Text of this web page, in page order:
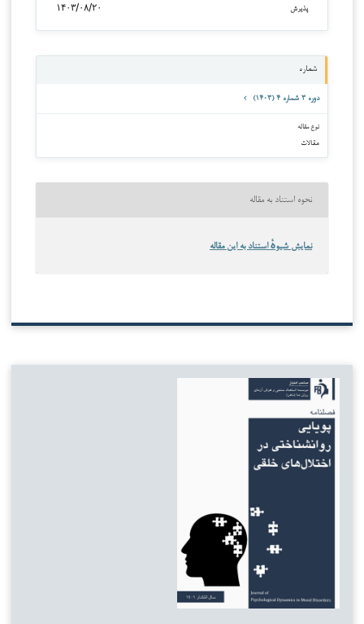
پذیرش ۱۴۰۳/۰۸/۲۰
شماره
دوره ۳ شماره ۴ (۱۴۰۳)
نوع مقاله
مقالات
نحوه استناد به مقاله
نمایش شیوهٔ استناد به این مقاله